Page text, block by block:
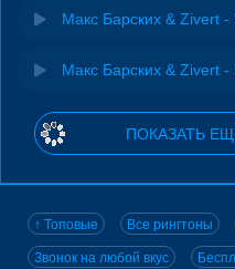
Макс Барских & Zivert -
Макс Барских & Zivert
ПОКАЗАТЬ
↑ Топовые Все рингтоны
Звонок на любой вкус